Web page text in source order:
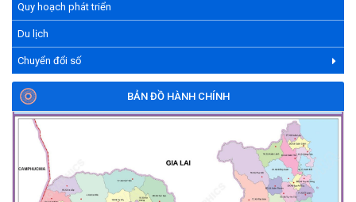
Quy hoạch phát triển
Du lịch
Chuyển đổi số
BẢN ĐỒ HÀNH CHÍNH